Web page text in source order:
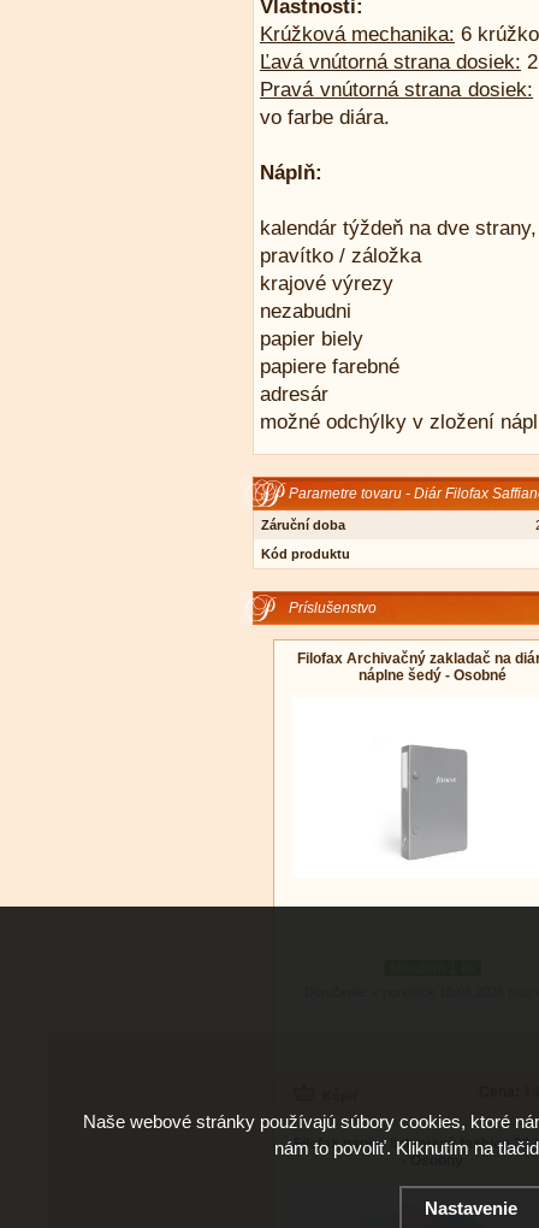
Vlastnosti:
Krúžková mechanika: 6
Ľavá vnútorná strana dosiek:
Pravá vnútorná strana dosiek:
vo farbe diára.
Náplň:
kalendár týždeň na dve
pravítko / záložka
krajové výrezy
nezabudni
papier biely
papiere farebné
adresár
možné odchýlky v zložení
Parametre tovaru - Diár Filofax
Záruční doba
Kód produktu
Príslušenstvo
Filofax Archivačný zakladač na
náplne šedý - Osobné
Filofax papier linkovaný fashion 30
Naše webové stránky používajú súbory cookies, ktoré
nám to povoliť. Kliknutím na
Nastavenie